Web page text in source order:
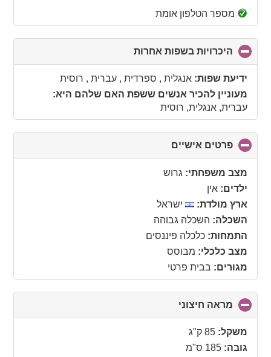
מספר הטלפון אומת
היכרויות בשפות אחרות
to
collapse
ידיעת שפות: אנגלית , ספרדית , עברית , רוסית
מעוניין להכיר אנשים ששפת האם שלהם היא:
עברית, אנגלית, רוסית
פרטים אישיים
to
collapse
מצב משפחתי: גרוש
ילדים: אין
ארץ מולדת:
ישראל
השכלה: השכלה גבוהה
התמחות: כלכלה פיננסים
מצב כלכלי: מבוסס
מגורים: בבית פרטי
מראה חיצוני
to
משקל: 85 ק"ג
גובה: 185 ס"מ